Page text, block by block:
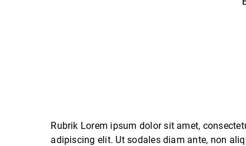
Rubrik Lorem ipsum dolor sit amet,
adipiscing elit. Ut sodales diam ante, non